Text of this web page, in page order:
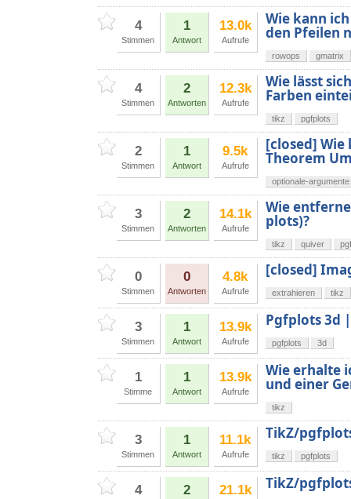
4
Stimmen
1
Antwort
13.0k
Aufrufe
Wie kann
den Pfeilen
rowops gmatrix
4
Stimmen
2
Antworten
12.3k
Aufrufe
Wie lässt
Farben
tikz pgfplots
2
Stimmen
1
Antwort
9.5k
Aufrufe
[closed]
Theorem
optionale-argumente
3
Stimmen
2
Antworten
14.1k
Aufrufe
Wie
plots)?
tikz quiver
0
Stimmen
0
Antworten
4.8k
Aufrufe
[closed]
extrahieren tikz
3
Stimmen
1
Antwort
13.9k
Aufrufe
Pgfplots 3d
pgfplots 3d
1
Stimme
1
Antwort
13.9k
Aufrufe
Wie erhalte
und einer
tikz
3
Stimmen
1
Antwort
11.1k
Aufrufe
TikZ/
tikz pgfplots
4 2 21.1k TikZ/